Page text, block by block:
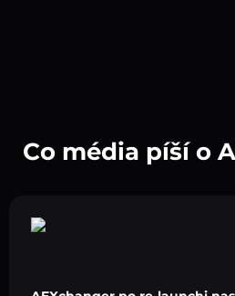
Co média píší o